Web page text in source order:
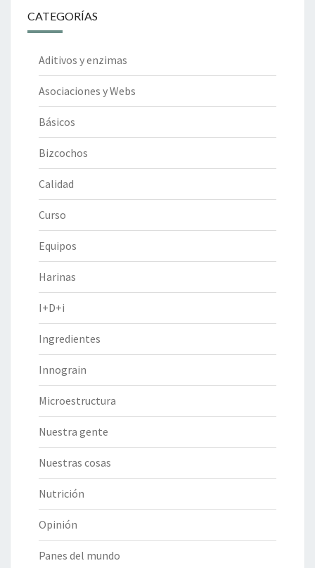
CATEGORÍAS
Aditivos y enzimas
Asociaciones y Webs
Básicos
Bizcochos
Calidad
Curso
Equipos
Harinas
I+D+i
Ingredientes
Innograin
Microestructura
Nuestra gente
Nuestras cosas
Nutrición
Opinión
Panes del mundo